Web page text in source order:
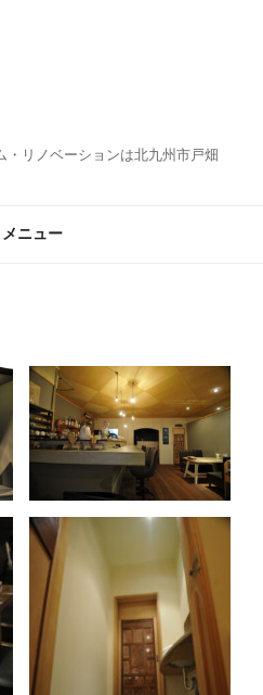
・リノベーションは北九州市戸畑
メニュー